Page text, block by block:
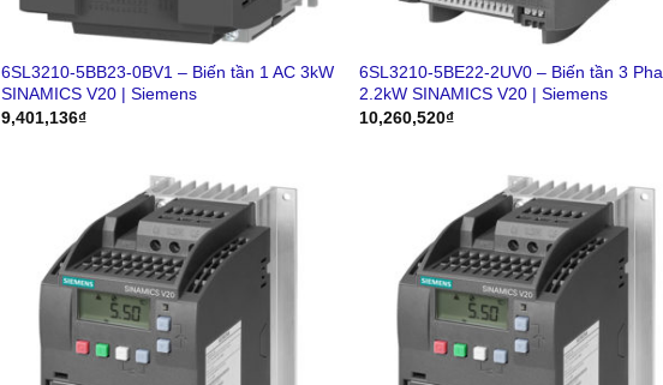
6SL3210-5BB23-0BV1 – Biến tần 1 AC 3kW
SINAMICS V20 | Siemens
9,401,136₫
6SL3210-5BE22-2UV0 – Biến tần 3 Pha
2.2kW SINAMICS V20 | Siemens
10,260,520₫